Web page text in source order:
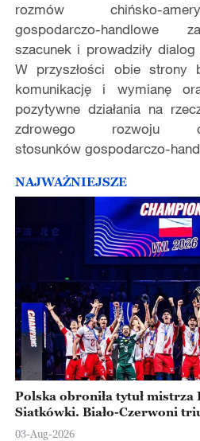
rozmów chińsko-
gospodarczo-handlowe
szacunek i prowadziły
W przyszłości obie strony
komunikację i wymianę
pozytywne działania na
zdrowego rozwoju
stosunków gospodarczo-
NAJWAŻNIEJSZE
Polska obroniła tytuł
Siatkówki. Biało-Czerwoni
Ningbo
03-Aug-2026